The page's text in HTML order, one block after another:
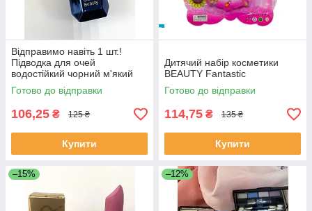
Відправимо навіть 1 шт.!
Підводка для очей
водостійкий чорний м'який
пензлик
Готово до відправки
106,25 ₴ 125 ₴
Купити
Дитячий набір косметики
BEAUTY Fantastic
Готово до відправки
114,75 ₴ 135 ₴
Купити
–15% –12%